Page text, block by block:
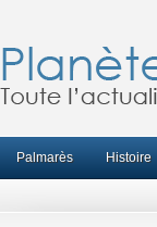
Palmarès Histoire